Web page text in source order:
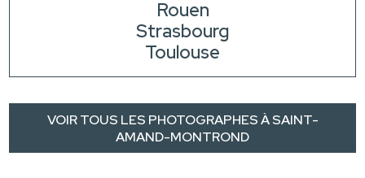
Rouen
Strasbourg
Toulouse
VOIR TOUS LES PHOTOGRAPHES À SAINT-
AMAND-MONTROND